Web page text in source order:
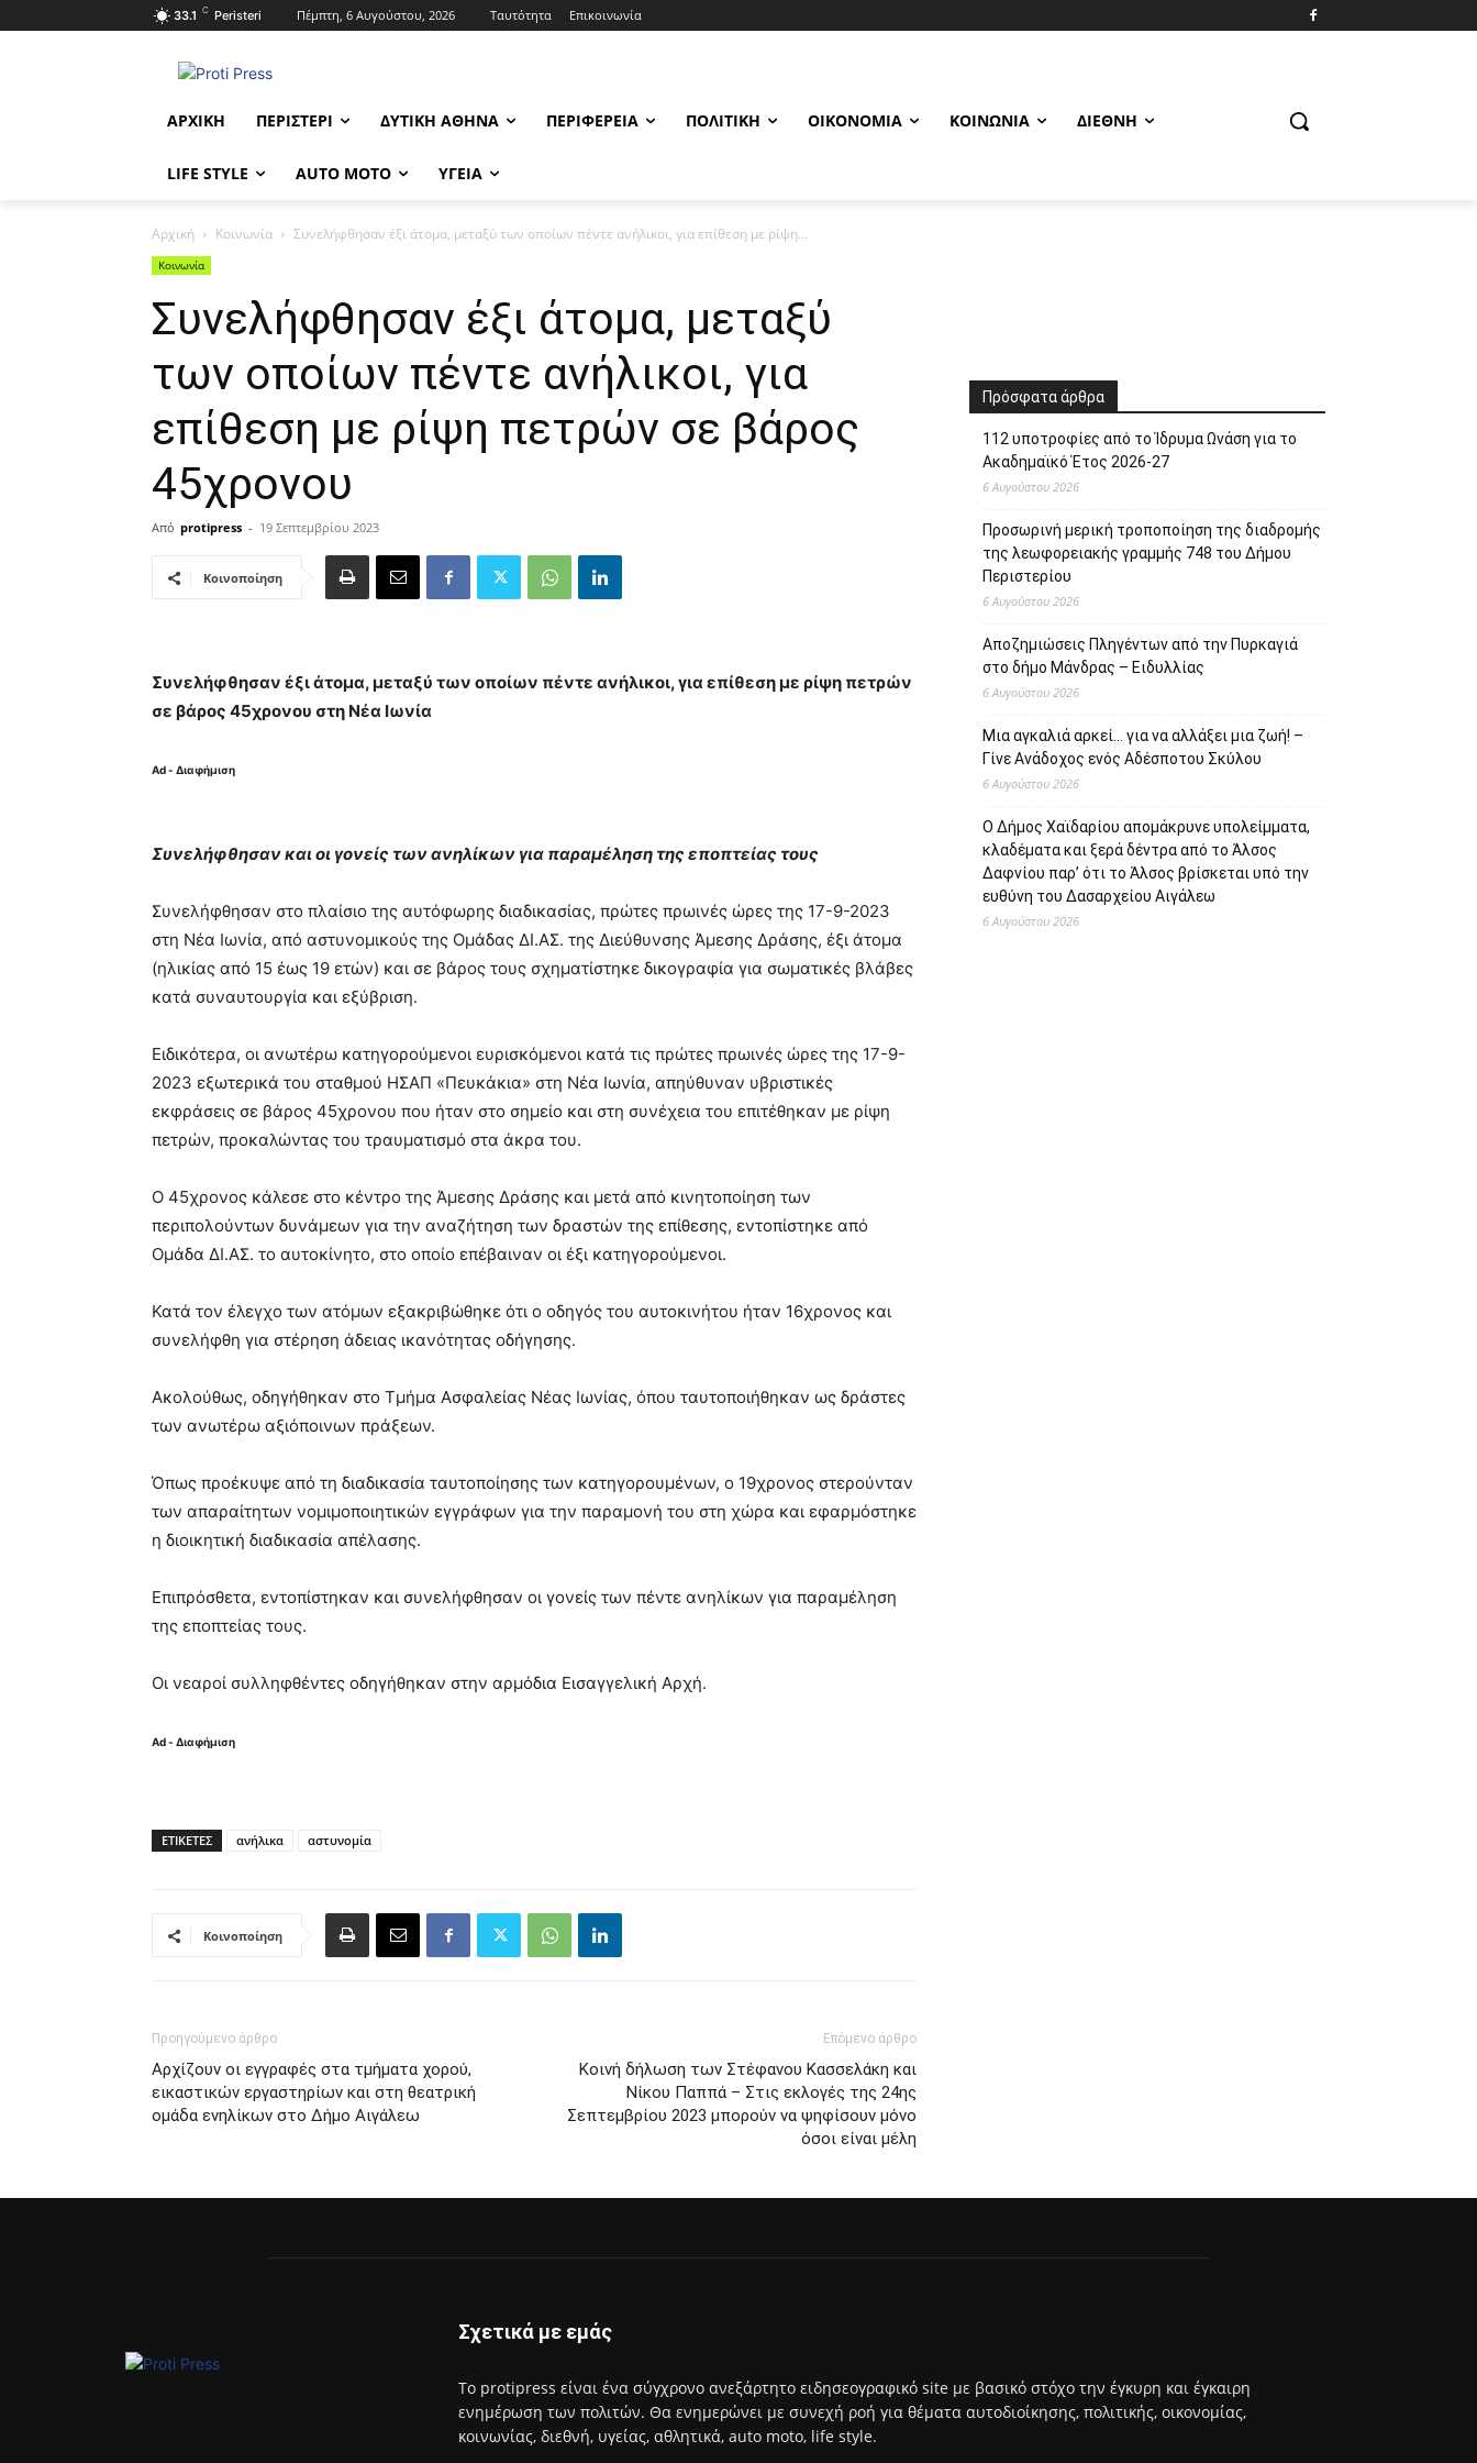
33.1 C Peristeri Πέμπτη, 6 Αυγούστου, 2026 Ταυτότητα Επικοινωνία
ΑΡΧΙΚΉ ΠΕΡΙΣΤΈΡΙ ΔΥΤΙΚΉ ΑΘΉΝΑ ΠΕΡΙΦΈΡΕΙΑ ΠΟΛΙΤΙΚΉ ΟΙΚΟΝΟΜΊΑ ΚΟΙΝΩΝΊΑ ΔΙΕΘΝΉ
LIFE STYLE AUTO MOTO ΥΓΕΊΑ
Αρχική Κοινωνία Συνελήφθησαν έξι άτομα, μεταξύ των οποίων πέντε ανήλικοι, για επίθεση με ρίψη...
Κοινωνία
Συνελήφθησαν έξι άτομα, μεταξύ
των οποίων πέντε ανήλικοι, για
επίθεση με ρίψη πετρών σε βάρος
45χρονου
Από protipress - 19 Σεπτεμβρίου 2023
Κοινοποίηση
Συνελήφθησαν έξι άτομα, μεταξύ των οποίων πέντε ανήλικοι, για επίθεση με ρίψη πετρών
σε βάρος 45χρονου στη Νέα Ιωνία
Ad - Διαφήμιση
Συνελήφθησαν και οι γονείς των ανηλίκων για παραμέληση της εποπτείας τους
Συνελήφθησαν στο πλαίσιο της αυτόφωρης διαδικασίας, πρώτες πρωινές ώρες της 17-9-2023
στη Νέα Ιωνία, από αστυνομικούς της Ομάδας ΔΙ.ΑΣ. της Διεύθυνσης Άμεσης Δράσης, έξι άτομα
(ηλικίας από 15 έως 19 ετών) και σε βάρος τους σχηματίστηκε δικογραφία για σωματικές βλάβες
κατά συναυτουργία και εξύβριση.
Ειδικότερα, οι ανωτέρω κατηγορούμενοι ευρισκόμενοι κατά τις πρώτες πρωινές ώρες της 17-9-
2023 εξωτερικά του σταθμού ΗΣΑΠ «Πευκάκια» στη Νέα Ιωνία, απηύθυναν υβριστικές
εκφράσεις σε βάρος 45χρονου που ήταν στο σημείο και στη συνέχεια του επιτέθηκαν με ρίψη
πετρών, προκαλώντας του τραυματισμό στα άκρα του.
Ο 45χρονος κάλεσε στο κέντρο της Άμεσης Δράσης και μετά από κινητοποίηση των
περιπολούντων δυνάμεων για την αναζήτηση των δραστών της επίθεσης, εντοπίστηκε από
Ομάδα ΔΙ.ΑΣ. το αυτοκίνητο, στο οποίο επέβαιναν οι έξι κατηγορούμενοι.
Κατά τον έλεγχο των ατόμων εξακριβώθηκε ότι ο οδηγός του αυτοκινήτου ήταν 16χρονος και
συνελήφθη για στέρηση άδειας ικανότητας οδήγησης.
Ακολούθως, οδηγήθηκαν στο Τμήμα Ασφαλείας Νέας Ιωνίας, όπου ταυτοποιήθηκαν ως δράστες
των ανωτέρω αξιόποινων πράξεων.
Όπως προέκυψε από τη διαδικασία ταυτοποίησης των κατηγορουμένων, ο 19χρονος στερούνταν
των απαραίτητων νομιμοποιητικών εγγράφων για την παραμονή του στη χώρα και εφαρμόστηκε
η διοικητική διαδικασία απέλασης.
Επιπρόσθετα, εντοπίστηκαν και συνελήφθησαν οι γονείς των πέντε ανηλίκων για παραμέληση
της εποπτείας τους.
Οι νεαροί συλληφθέντες οδηγήθηκαν στην αρμόδια Εισαγγελική Αρχή.
Ad - Διαφήμιση
ΕΤΙΚΈΤΕΣ ανήλικα αστυνομία
Κοινοποίηση
Προηγούμενο άρθρο
Αρχίζουν οι εγγραφές στα τμήματα χορού,
εικαστικών εργαστηρίων και στη θεατρική
ομάδα ενηλίκων στο Δήμο Αιγάλεω
Επόμενο άρθρο
Κοινή δήλωση των Στέφανου Κασσελάκη και
Νίκου Παππά – Στις εκλογές της 24ης
Σεπτεμβρίου 2023 μπορούν να ψηφίσουν μόνο
όσοι είναι μέλη
Πρόσφατα άρθρα
112 υποτροφίες από το Ίδρυμα Ωνάση για το
Ακαδημαϊκό Έτος 2026-27
6 Αυγούστου 2026
Προσωρινή μερική τροποποίηση της διαδρομής
της λεωφορειακής γραμμής 748 του Δήμου
Περιστερίου
6 Αυγούστου 2026
Αποζημιώσεις Πληγέντων από την Πυρκαγιά
στο δήμο Μάνδρας – Ειδυλλίας
6 Αυγούστου 2026
Μια αγκαλιά αρκεί… για να αλλάξει μια ζωή! –
Γίνε Ανάδοχος ενός Αδέσποτου Σκύλου
6 Αυγούστου 2026
Ο Δήμος Χαϊδαρίου απομάκρυνε υπολείμματα,
κλαδέματα και ξερά δέντρα από το Άλσος
Δαφνίου παρ’ ότι το Άλσος βρίσκεται υπό την
ευθύνη του Δασαρχείου Αιγάλεω
6 Αυγούστου 2026
Σχετικά με εμάς
Το protipress είναι ένα σύγχρονο ανεξάρτητο ειδησεογραφικό site με βασικό στόχο την έγκυρη και έγκαιρη
ενημέρωση των πολιτών. Θα ενημερώνει με συνεχή ροή για θέματα αυτοδιοίκησης, πολιτικής, οικονομίας,
κοινωνίας, διεθνή, υγείας, αθλητικά, auto moto, life style.